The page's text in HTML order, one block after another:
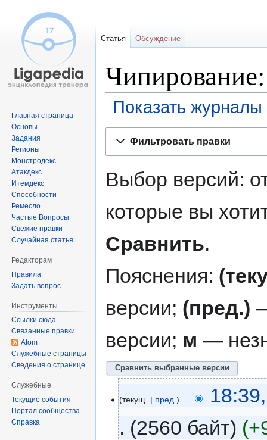
Показать
Фильтровать правки
Выбор версий:
которые вы
Сравнить.
Пояснения:
версии; (пред.)
версии; м —
текущ. пред.
2560 байт
Статья Обсуждение
Главная страница
Основы
Задания
Регионы
Монстродекс
Атакдекс
Итемдекс
Способности
Ремесло
Частые Вопросы
Свежие правки
Случайная статья
Редакторам
Правила
Задать вопрос
Инструменты
Ссылки сюда
Связанные правки
Atom
Служебные страницы
Сведения о странице
Служебные
Текущие события
Портал сообщества
Справка